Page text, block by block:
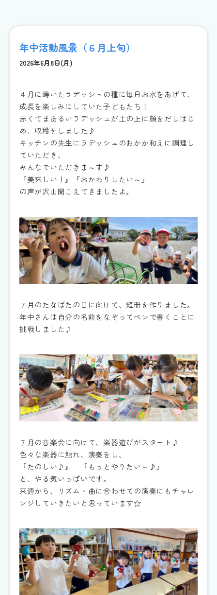
年中活動風景（６月上旬）
2026年6月8日(月)
４月に蒔いたラデッシュの種に毎日お水をあげて、
成長を楽しみにしていた子どもたち！
赤くてまあるいラデッシュが土の上に顔をだしはじ
め、収穫をしました♪
キッチンの先生にラデッシュのおかか和えに調理し
ていただき、
みんなでいただきま～す♪
『美味しい！』『おかわりしたい～』
の声が沢山聞こえてきましたよ。
７月のたなばたの日に向けて、短冊を作りました。
年中さんは自分の名前をなぞってペンで書くことに
挑戦しました♪
７月の音楽会に向けて、楽器遊びがスタート♪
色々な楽器に触れ、演奏をし、
『たのしい♪』 『もっとやりたい～♪』
と、やる気いっぱいです。
来週から、リズム・曲に合わせての演奏にもチャレ
ンジしていきたいと思っています☆